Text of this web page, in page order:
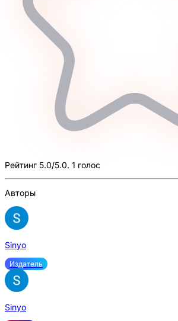
Рейтинг 5.0/5.0. 1 голос
Авторы
Sinyo
Издатель
Sinyo